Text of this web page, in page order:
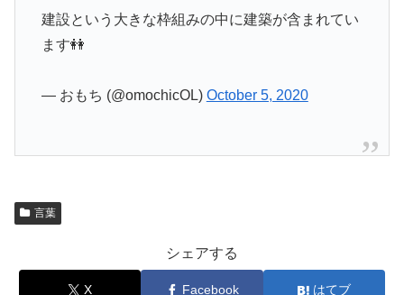
建設という大きな枠組みの中に建築が含まれてい
ます👭
— おもち (@omochicOL) October 5, 2020
言葉
シェアする
X Facebook はてブ